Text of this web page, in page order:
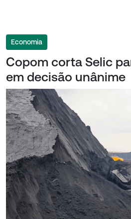
Economia
Copom corta Selic
em decisão unânime